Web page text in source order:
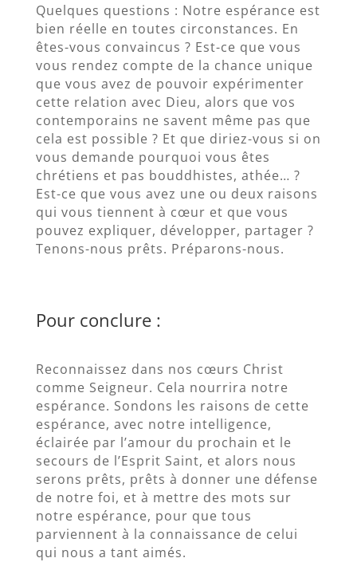
Quelques questions : Notre espérance est
bien réelle en toutes circonstances. En
êtes-vous convaincus ? Est-ce que vous
vous rendez compte de la chance unique
que vous avez de pouvoir expérimenter
cette relation avec Dieu, alors que vos
contemporains ne savent même pas que
cela est possible ? Et que diriez-vous si on
vous demande pourquoi vous êtes
chrétiens et pas bouddhistes, athée… ?
Est-ce que vous avez une ou deux raisons
qui vous tiennent à cœur et que vous
pouvez expliquer, développer, partager ?
Tenons-nous prêts. Préparons-nous.
Pour conclure :
Reconnaissez dans nos cœurs Christ
comme Seigneur. Cela nourrira notre
espérance. Sondons les raisons de cette
espérance, avec notre intelligence,
éclairée par l’amour du prochain et le
secours de l’Esprit Saint, et alors nous
serons prêts, prêts à donner une défense
de notre foi, et à mettre des mots sur
notre espérance, pour que tous
parviennent à la connaissance de celui
qui nous a tant aimés.